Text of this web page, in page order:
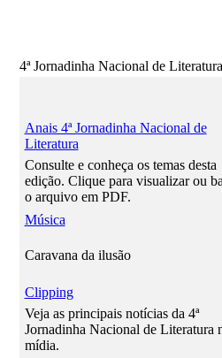
4ª Jornadinha Nacional de
Anais 4ª Jornadinha Nacional de
Literatura
Consulte e conheça os temas desta
edição. Clique para visualizar ou
o arquivo em PDF.
Música
Caravana da ilusão
Clipping
Veja as principais notícias da 4ª
Jornadinha Nacional de Literatura
mídia.